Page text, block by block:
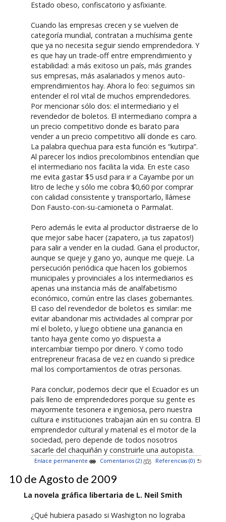
Estado obeso, confiscatorio y asfixiante.
Cuando las empresas crecen y se vuelven de
categoría mundial, contratan a muchísima gente
que ya no necesita seguir siendo emprendedora. Y
es que hay un trade-off entre emprendimiento y
estabilidad: a más exitoso un país, más grandes
sus empresas, más asalariados y menos auto-
emprendimientos hay. Ahora lo feo: seguimos sin
entender el rol vital de muchos emprendedores.
Por mencionar sólo dos: el intermediario y el
revendedor de boletos. El intermediario compra a
un precio competitivo donde es barato para
vender a un precio competitivo allí donde es caro.
La palabra quechua para esta función es “kutirpa”.
Al parecer los indios precolombinos entendían que
el intermediario nos facilita la vida. En este caso
me evita gastar $5 usd para ir a Cayambe por un
litro de leche y sólo me cobra $0,60 por comprar
con calidad consistente y transportarlo, llámese
Don Fausto-con-su-camioneta o Parmalat.
Pero además le evita al productor distraerse de lo
que mejor sabe hacer (zapatero, ¡a tus zapatos!)
para salir a vender en la ciudad. Gana el productor,
aunque se queje y gano yo, aunque me queje. La
persecución periódica que hacen los gobiernos
municipales y provinciales a los intermediarios es
apenas una instancia más de analfabetismo
económico, común entre las clases gobernantes.
El caso del revendedor de boletos es similar: me
evitar abandonar mis actividades al comprar por
mí el boleto, y luego obtiene una ganancia en
tanto haya gente como yo dispuesta a
intercambiar tiempo por dinero. Y como todo
entrepreneur fracasa de vez en cuando si predice
mal los comportamientos de otras personas.
Para concluir, podemos decir que el Ecuador es un
país lleno de emprendedores porque su gente es
mayormente tesonera e ingeniosa, pero nuestra
cultura e instituciones trabajan aún en su contra. El
emprendedor cultural y material es el motor de la
sociedad, pero depende de todos nosotros
sacarle del chaquiñán y construirle una autopista.
Enlace permanente Comentarios (2) Referencias (0)
10 de Agosto de 2009
La novela gráfica libertaria de L. Neil Smith
¿Qué hubiera pasado si Washigton no lograba